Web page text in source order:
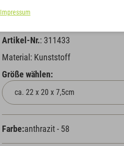
Herz used look
Artikel-Nr.: 311433
Material: Kunststoff
Größe wählen:
Farbe:anthrazit - 58
Impressum